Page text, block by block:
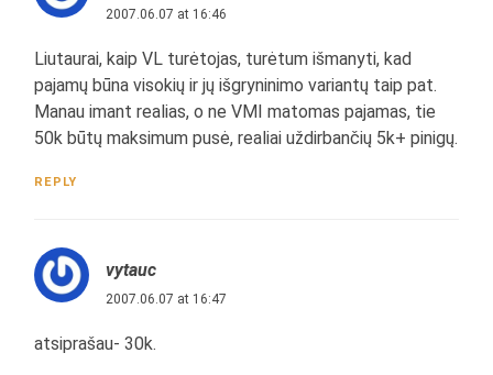
2007.06.07 at 16:46
Liutaurai, kaip VL turėtojas, turėtum išmanyti, kad
pajamų būna visokių ir jų išgryninimo variantų taip pat.
Manau imant realias, o ne VMI matomas pajamas, tie
50k būtų maksimum pusė, realiai uždirbančių 5k+ pinigų.
REPLY
vytauc
2007.06.07 at 16:47
atsiprašau- 30k.